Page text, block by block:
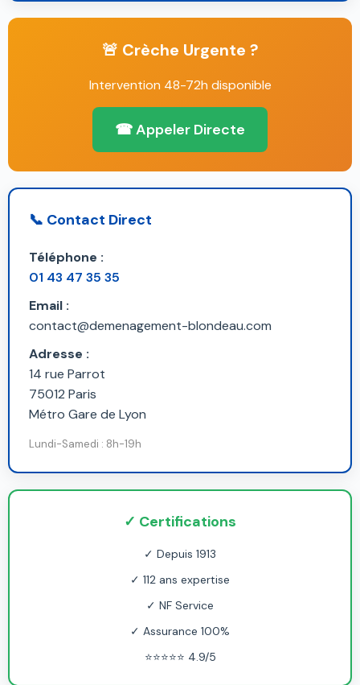
🚨 Crèche Urgente ?
Intervention 48-72h disponible
☎ Appeler Directe
📞 Contact Direct
Téléphone :
01 43 47 35 35
Email :
contact@demenagement-blondeau.com
Adresse :
14 rue Parrot
75012 Paris
Métro Gare de Lyon
Lundi-Samedi : 8h-19h
✓ Certifications
✓ Depuis 1913
✓ 112 ans expertise
✓ NF Service
✓ Assurance 100%
⭐⭐⭐⭐⭐ 4.9/5